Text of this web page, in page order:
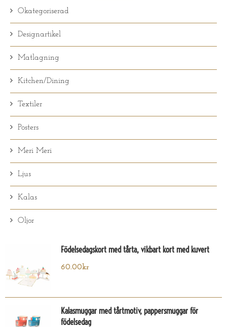
Okategoriserad
Designartikel
Matlagning
Kitchen/Dining
Textiler
Posters
Meri Meri
Ljus
Kalas
Oljor
Födelsedagskort med tårta, vikbart kort med kuvert
60.00kr
Kalasmuggar med tårtmotiv, pappersmuggar för
födelsedag